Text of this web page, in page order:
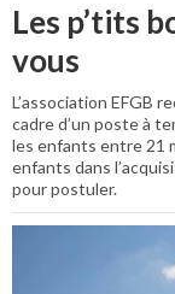
Les p’tits
vous
L’association EFGB
cadre d’un poste à
les enfants entre 21
enfants dans
pour postuler.